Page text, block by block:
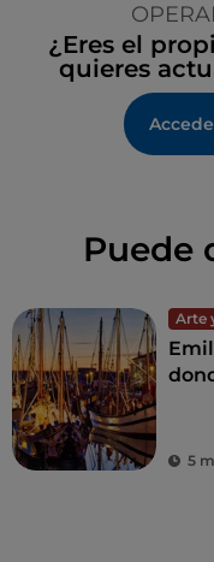
¿Eres el
quieres
Puede
Arte
5